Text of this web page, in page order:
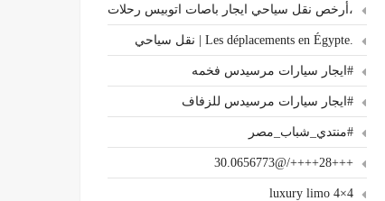
،أرخص نقل سياحي ايجار باصات اتوبيس رحلات
.Les déplacements en Égypte | نقل سياحي
#ايجار سيارات مرسيدس فخمه
#ايجار سيارات مرسيدس للزفاف
#منتدي_شباب_مصر
+++28++++/@30.0656773
4×4 luxury limo